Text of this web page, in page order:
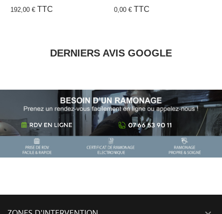
0,00 €TTC 0,00 €TTC
DERNIERS AVIS GOOGLE